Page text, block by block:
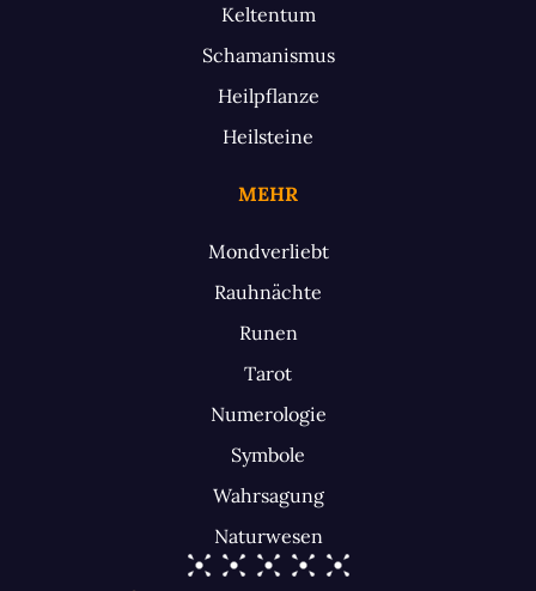
Keltentum
Schamanismus
Heilpflanze
Heilsteine
MEHR
Mondverliebt
Rauhnächte
Runen
Tarot
Numerologie
Symbole
Wahrsagung
Naturwesen